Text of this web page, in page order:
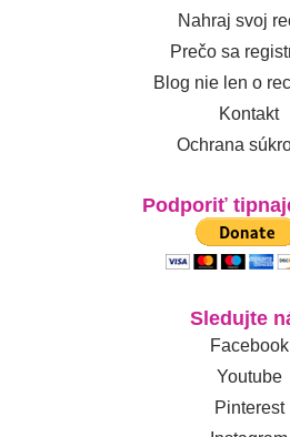
Nahraj svoj
Prečo sa
Blog nie len o
Kontakt
Ochrana
Podporiť
Sledujte
Facebook
Youtube
Pinterest